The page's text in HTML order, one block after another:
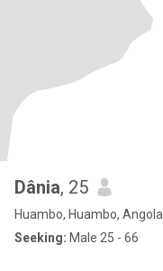
Dânia, 25
Huambo, Huambo, Angola
Seeking: Male 25 - 66